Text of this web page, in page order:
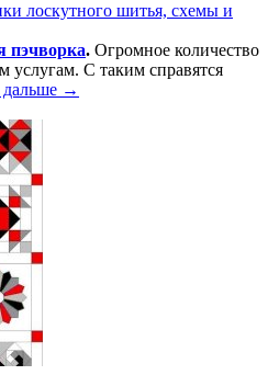
лоскутного шитья, схемы и
пэчворка. Огромное количество
услугам. С таким справятся
дальше →